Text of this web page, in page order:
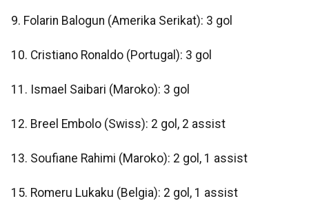
9. Folarin Balogun (Amerika Serikat): 3 gol
10. Cristiano Ronaldo (Portugal): 3 gol
11. Ismael Saibari (Maroko): 3 gol
12. Breel Embolo (Swiss): 2 gol, 2 assist
13. Soufiane Rahimi (Maroko): 2 gol, 1 assist
15. Romeru Lukaku (Belgia): 2 gol, 1 assist